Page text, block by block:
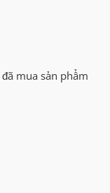
mua sản phẩm